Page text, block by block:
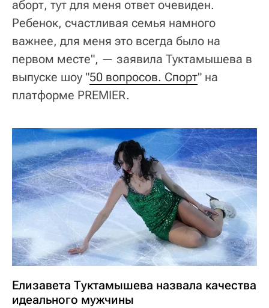
аборт, тут для меня ответ очевиден.
Ребенок, счастливая семья намного
важнее, для меня это всегда было на
первом месте", — заявила Туктамышева в
выпуске шоу "50 вопросов. Спорт" на
платформе PREMIER.
Елизавета Туктамышева назвала качества
идеального мужчины